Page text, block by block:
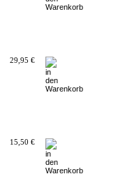
29,95 €
15,50 €